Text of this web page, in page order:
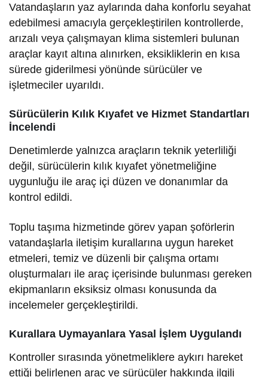
Vatandaşların yaz aylarında daha konforlu seyahat
edebilmesi amacıyla gerçekleştirilen kontrollerde,
arızalı veya çalışmayan klima sistemleri bulunan
araçlar kayıt altına alınırken, eksikliklerin en kısa
sürede giderilmesi yönünde sürücüler ve
işletmeciler uyarıldı.
Sürücülerin Kılık Kıyafet ve Hizmet Standartları
İncelendi
Denetimlerde yalnızca araçların teknik yeterliliği
değil, sürücülerin kılık kıyafet yönetmeliğine
uygunluğu ile araç içi düzen ve donanımlar da
kontrol edildi.
Toplu taşıma hizmetinde görev yapan şoförlerin
vatandaşlarla iletişim kurallarına uygun hareket
etmeleri, temiz ve düzenli bir çalışma ortamı
oluşturmaları ile araç içerisinde bulunması gereken
ekipmanların eksiksiz olması konusunda da
incelemeler gerçekleştirildi.
Kurallara Uymayanlara Yasal İşlem Uygulandı
Kontroller sırasında yönetmeliklere aykırı hareket
ettiği belirlenen araç ve sürücüler hakkında ilgili